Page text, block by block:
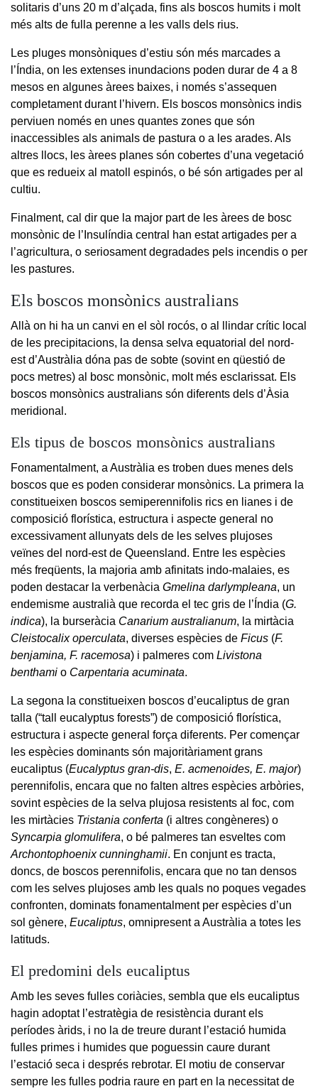
solitaris d’uns 20 m d’alçada, fins als boscos humits i molt
més alts de fulla perenne a les valls dels rius.
Les pluges monsòniques d’estiu són més marcades a
l’Índia, on les extenses inundacions poden durar de 4 a 8
mesos en algunes àrees baixes, i només s’assequen
completament durant l’hivern. Els boscos monsònics indis
perviuen només en unes quantes zones que són
inaccessibles als animals de pastura o a les arades. Als
altres llocs, les àrees planes són cobertes d’una vegetació
que es redueix al matoll espinós, o bé són artigades per al
cultiu.
Finalment, cal dir que la major part de les àrees de bosc
monsònic de l’Insulíndia central han estat artigades per a
l’agricultura, o seriosament degradades pels incendis o per
les pastures.
Els boscos monsònics australians
Allà on hi ha un canvi en el sòl rocós, o al llindar crític local
de les precipitacions, la densa selva equatorial del nord-
est d’Austràlia dóna pas de sobte (sovint en qüestió de
pocs metres) al bosc monsònic, molt més esclarissat. Els
boscos monsònics australians són diferents dels d’Àsia
meridional.
Els tipus de boscos monsònics australians
Fonamentalment, a Austràlia es troben dues menes dels
boscos que es poden considerar monsònics. La primera la
constitueixen boscos semiperennifolis rics en lianes i de
composició florística, estructura i aspecte general no
excessivament allunyats dels de les selves plujoses
veïnes del nord-est de Queensland. Entre les espècies
més freqüents, la majoria amb afinitats indo-malaies, es
poden destacar la verbenàcia Gmelina darlympleana, un
endemisme australià que recorda el tec gris de l’Índia (G.
indica), la burseràcia Canarium australianum, la mirtàcia
Cleistocalix operculata, diverses espècies de Ficus (F.
benjamina, F. racemosa) i palmeres com Livistona
benthami o Carpentaria acuminata.
La segona la constitueixen boscos d’eucaliptus de gran
talla (“tall eucalyptus forests”) de composició florística,
estructura i aspecte general força diferents. Per començar
les espècies dominants són majoritàriament grans
eucaliptus (Eucalyptus gran-dis, E. acmenoides, E. major)
perennifolis, encara que no falten altres espècies arbòries,
sovint espècies de la selva plujosa resistents al foc, com
les mirtàcies Tristania conferta (i altres congèneres) o
Syncarpia glomulifera, o bé palmeres tan esveltes com
Archontophoenix cunninghamii. En conjunt es tracta,
doncs, de boscos perennifolis, encara que no tan densos
com les selves plujoses amb les quals no poques vegades
confronten, dominats fonamentalment per espècies d’un
sol gènere, Eucaliptus, omnipresent a Austràlia a totes les
latituds.
El predomini dels eucaliptus
Amb les seves fulles coriàcies, sembla que els eucaliptus
hagin adoptat l’estratègia de resistència durant els
períodes àrids, i no la de treure durant l’estació humida
fulles primes i humides que poguessin caure durant
l’estació seca i després rebrotar. El motiu de conservar
sempre les fulles podria raure en part en la necessitat de